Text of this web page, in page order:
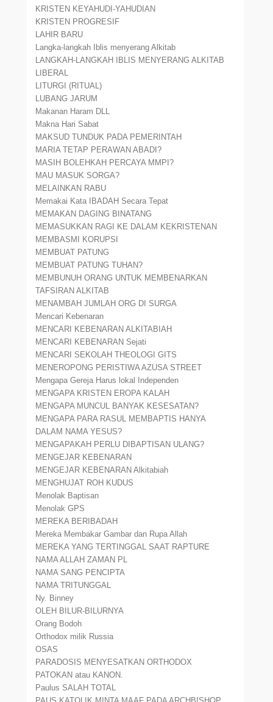
KRISTEN KEYAHUDI-YAHUDIAN
KRISTEN PROGRESIF
LAHIR BARU
Langka-langkah Iblis menyerang Alkitab
LANGKAH-LANGKAH IBLIS MENYERANG ALKITAB
LIBERAL
LITURGI (RITUAL)
LUBANG JARUM
Makanan Haram DLL
Makna Hari Sabat
MAKSUD TUNDUK PADA PEMERINTAH
MARIA TETAP PERAWAN ABADI?
MASIH BOLEHKAH PERCAYA MMPI?
MAU MASUK SORGA?
MELAINKAN RABU
Memakai Kata IBADAH Secara Tepat
MEMAKAN DAGING BINATANG
MEMASUKKAN RAGI KE DALAM KEKRISTENAN
MEMBASMI KORUPSI
MEMBUAT PATUNG
MEMBUAT PATUNG TUHAN?
MEMBUNUH ORANG UNTUK MEMBENARKAN
TAFSIRAN ALKITAB
MENAMBAH JUMLAH ORG DI SURGA
Mencari Kebenaran
MENCARI KEBENARAN ALKITABIAH
MENCARI KEBENARAN Sejati
MENCARI SEKOLAH THEOLOGI GITS
MENEROPONG PERISTIWA AZUSA STREET
Mengapa Gereja Harus lokal Independen
MENGAPA KRISTEN EROPA KALAH
MENGAPA MUNCUL BANYAK KESESATAN?
MENGAPA PARA RASUL MEMBAPTIS HANYA
DALAM NAMA YESUS?
MENGAPAKAH PERLU DIBAPTISAN ULANG?
MENGEJAR KEBENARAN
MENGEJAR KEBENARAN Alkitabiah
MENGHUJAT ROH KUDUS
Menolak Baptisan
Menolak GPS
MEREKA BERIBADAH
Mereka Membakar Gambar dan Rupa Allah
MEREKA YANG TERTINGGAL SAAT RAPTURE
NAMA ALLAH ZAMAN PL
NAMA SANG PENCIPTA
NAMA TRITUNGGAL
Ny. Binney
OLEH BILUR-BILURNYA
Orang Bodoh
Orthodox milik Russia
OSAS
PARADOSIS MENYESATKAN ORTHODOX
PATOKAN atau KANON.
Paulus SALAH TOTAL